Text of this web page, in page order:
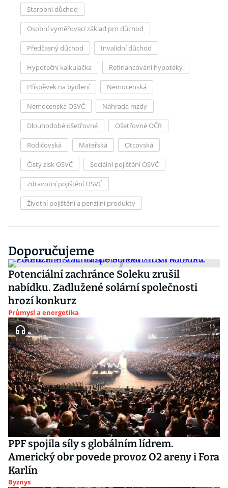
Starobní důchod
Osobní vyměřovací základ pro důchod
Předčasný důchod Invalidní důchod
Hypoteční kalkulačka Refinancování hypotéky
Příspěvek na bydlení Nemocenská
Nemocenská OSVČ Náhrada mzdy
Dlouhodobé ošetřovné Ošetřovné OČR
Rodičovská Mateřská Otcovská
Čistý zisk OSVČ Sociální pojištění OSVČ
Zdravotní pojištění OSVČ
Životní pojištění a penzijní produkty
Doporučujeme
Potenciální zachránce Soleku zrušil
nabídku. Zadlužené solární společnosti
hrozí konkurz
Průmysl a energetika
PPF spojila síly s globálním lídrem.
Americký obr povede provoz O2 areny i Fora
Karlín
Byznys